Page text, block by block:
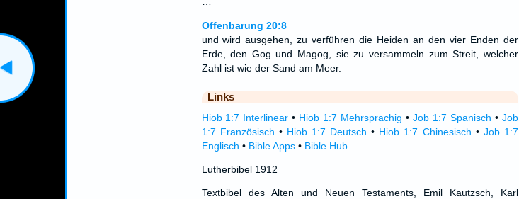
Offenbarung 20:8
und wird ausgehen, zu verführen die Heiden an den vier Enden der
Erde, den Gog und Magog, sie zu versammeln zum Streit, welcher
Zahl ist wie der Sand am Meer.
Links
Hiob 1:7 Interlinear • Hiob 1:7 Mehrsprachig •Job 1:7 Spanisch • Job
1:7 Französisch • Hiob 1:7 Deutsch • Hiob 1:7 Chinesisch • Job 1:7
Englisch • Bible Apps• Bible Hub
Lutherbibel 1912
Textbibel des Alten und Neuen Testaments, Emil Kautzsch, Karl